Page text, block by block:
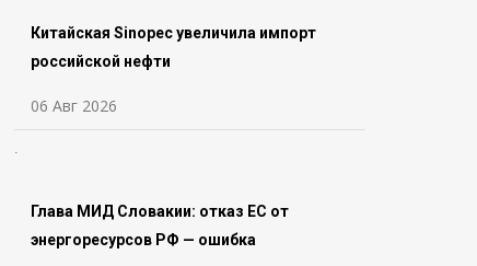
Китайская Sinopec увеличила импорт
российской нефти
06 Авг 2026
Глава МИД Словакии: отказ ЕС от
энергоресурсов РФ — ошибка